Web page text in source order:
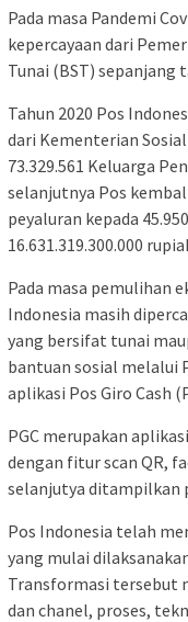
Pada masa Pandemi
kepercayaan dari
Tunai (BST) sepanjang
Tahun 2020 Pos
dari Kementerian Sosial
73.329.561 Keluarga
selanjutnya Pos
peyaluran kepada
16.631.319.300.000
Pada masa pemulihan
Indonesia masih
yang bersifat tunai
bantuan sosial melalui
aplikasi Pos Giro Cash
PGC merupakan
dengan fitur scan QR,
selanjutya ditampilkan
Pos Indonesia telah
yang mulai
Transformasi tersebut
dan chanel, proses,